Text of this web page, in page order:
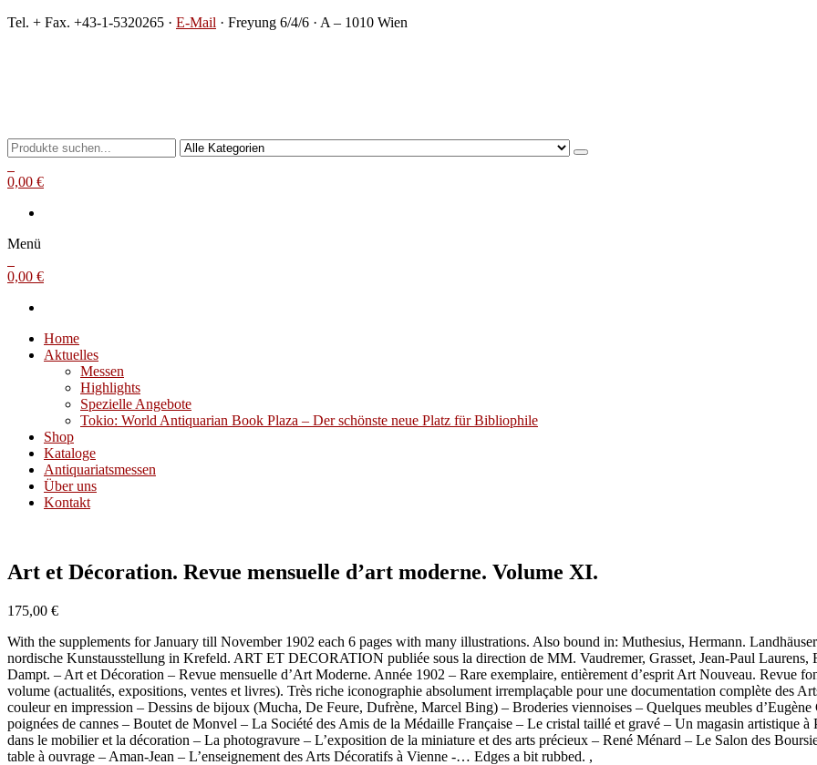
Zum
Tel. + Fax. +43-1-5320265 · E-Mail · Freyung 6/4/6 · A – 1010 Wien
0,00 €
Menü
0,00 €
Home
Aktuelles
Messen
Highlights
Spezielle Angebote
Tokio: World Antiquarian Book Plaza – Der schönste neue Platz für Bibliophile
Shop
Kataloge
Antiquariatsmessen
Über uns
Kontakt
Art et Décoration. Revue mensuelle d’art moderne. Volume XI.
175,00 €
With the supplements for January till November 1902 each 6 pages with many illustrations. Also bound in: Muthesius, Hermann.
nordische Kunstausstellung in Krefeld. ART ET DECORATION publiée sous la direction de MM. Vaudremer, Grasset, Jean-Paul
Dampt. – Art et Décoration – Revue mensuelle d’Art Moderne. Année 1902 – Rare exemplaire, entièrement d’esprit Art Nouveau. Revue
volume (actualités, expositions, ventes et livres). Très riche iconographie absolument irremplaçable pour une documentation complète des
couleur en impression – Dessins de bijoux (Mucha, De Feure, Dufrène, Marcel Bing) – Broderies viennoises – Quelques meubles
poignées de cannes – Boutet de Monvel – La Société des Amis de la Médaille Française – Le cristal taillé et gravé – Un magasin artistique
dans le mobilier et la décoration – La photogravure – L’exposition de la miniature et des arts précieux – René Ménard – Le Salon des
table à ouvrage – Aman-Jean – L’enseignement des Arts Décoratifs à Vienne -… Edges a bit rubbed. ,